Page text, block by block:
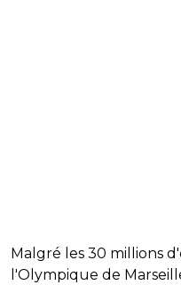
Malgré les 30 millions
l'Olympique de